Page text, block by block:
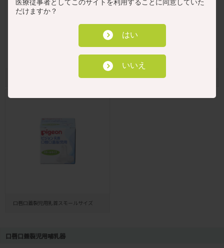
口唇口蓋裂児用乳首レギュラーサイズ
口唇口蓋裂児用乳首スモールサイズ
口唇口蓋裂児用哺乳器
医療従事者としてこのサイトを利用することに同意していた
だけますか？
はい
いいえ